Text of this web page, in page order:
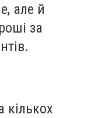
але й
за
кількох